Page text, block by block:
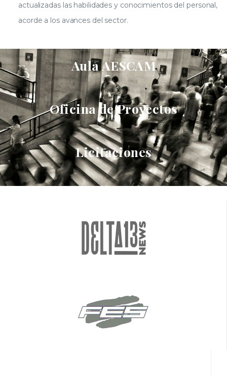
actualizadas las habilidades y conocimientos del personal,
acorde a los avances del sector.
Aula AESCAM
Oficina de Proyectos
Licitaciones